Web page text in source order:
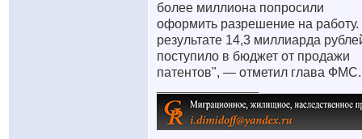
более миллиона попросили
оформить разрешение на
результате 14,3 миллиарда
поступило в бюджет от продажи
патентов", — отметил глава ФМС.